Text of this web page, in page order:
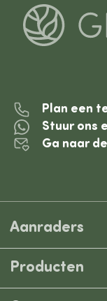
Plan een
Stuur ons
Ga naar
Aanraders
Producten